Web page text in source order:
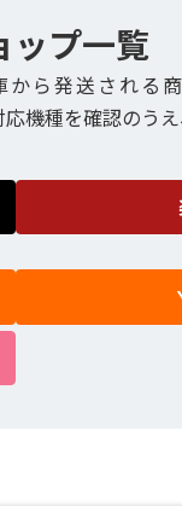
ップ一覧
ら発送される
機種を確認のうえ